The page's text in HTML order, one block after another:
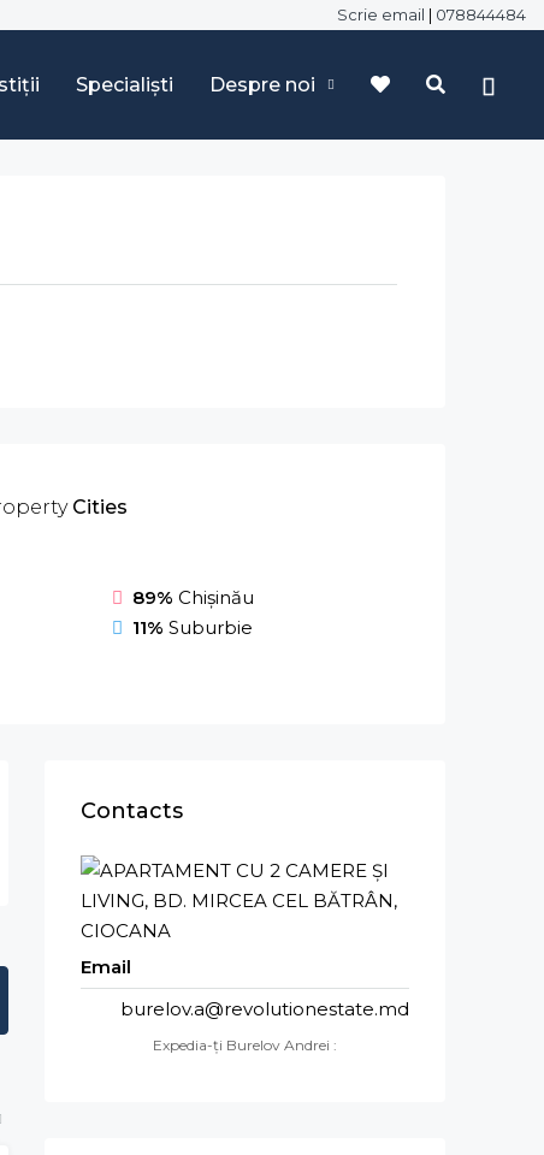
Scrie email | 078844484
Specialiști Despre noi
Cities
89% Chișinău
11% Suburbie
Contacts
Email
burelov.a@revolutionestate.md
Expedia-ți Burelov Andrei :